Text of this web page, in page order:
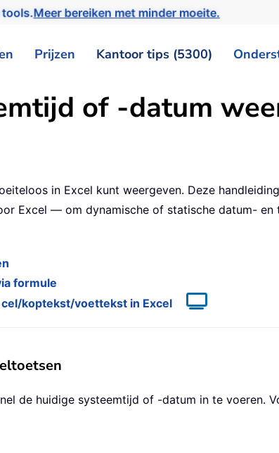
Meer bereiken met minder moeite.
Prijzen Kantoor tips (5300)
of -datum
in Excel kunt weergeven. Deze
Excel — om dynamische of statische datum-
formule
koptekst/voettekst in Excel
de huidige systeemtijd of -datum in te voeren.